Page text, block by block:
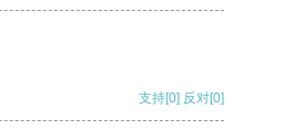
支持[0] 反对[0]